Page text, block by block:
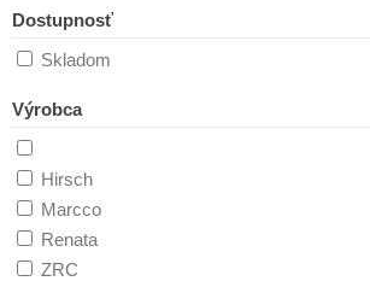
Dostupnosť
Skladom
Výrobca
Hirsch
Marcco
Renata
ZRC